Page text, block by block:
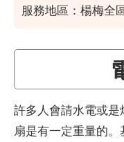
服務地區：楊梅全
許多人會請水電或
扇是有一定重量的